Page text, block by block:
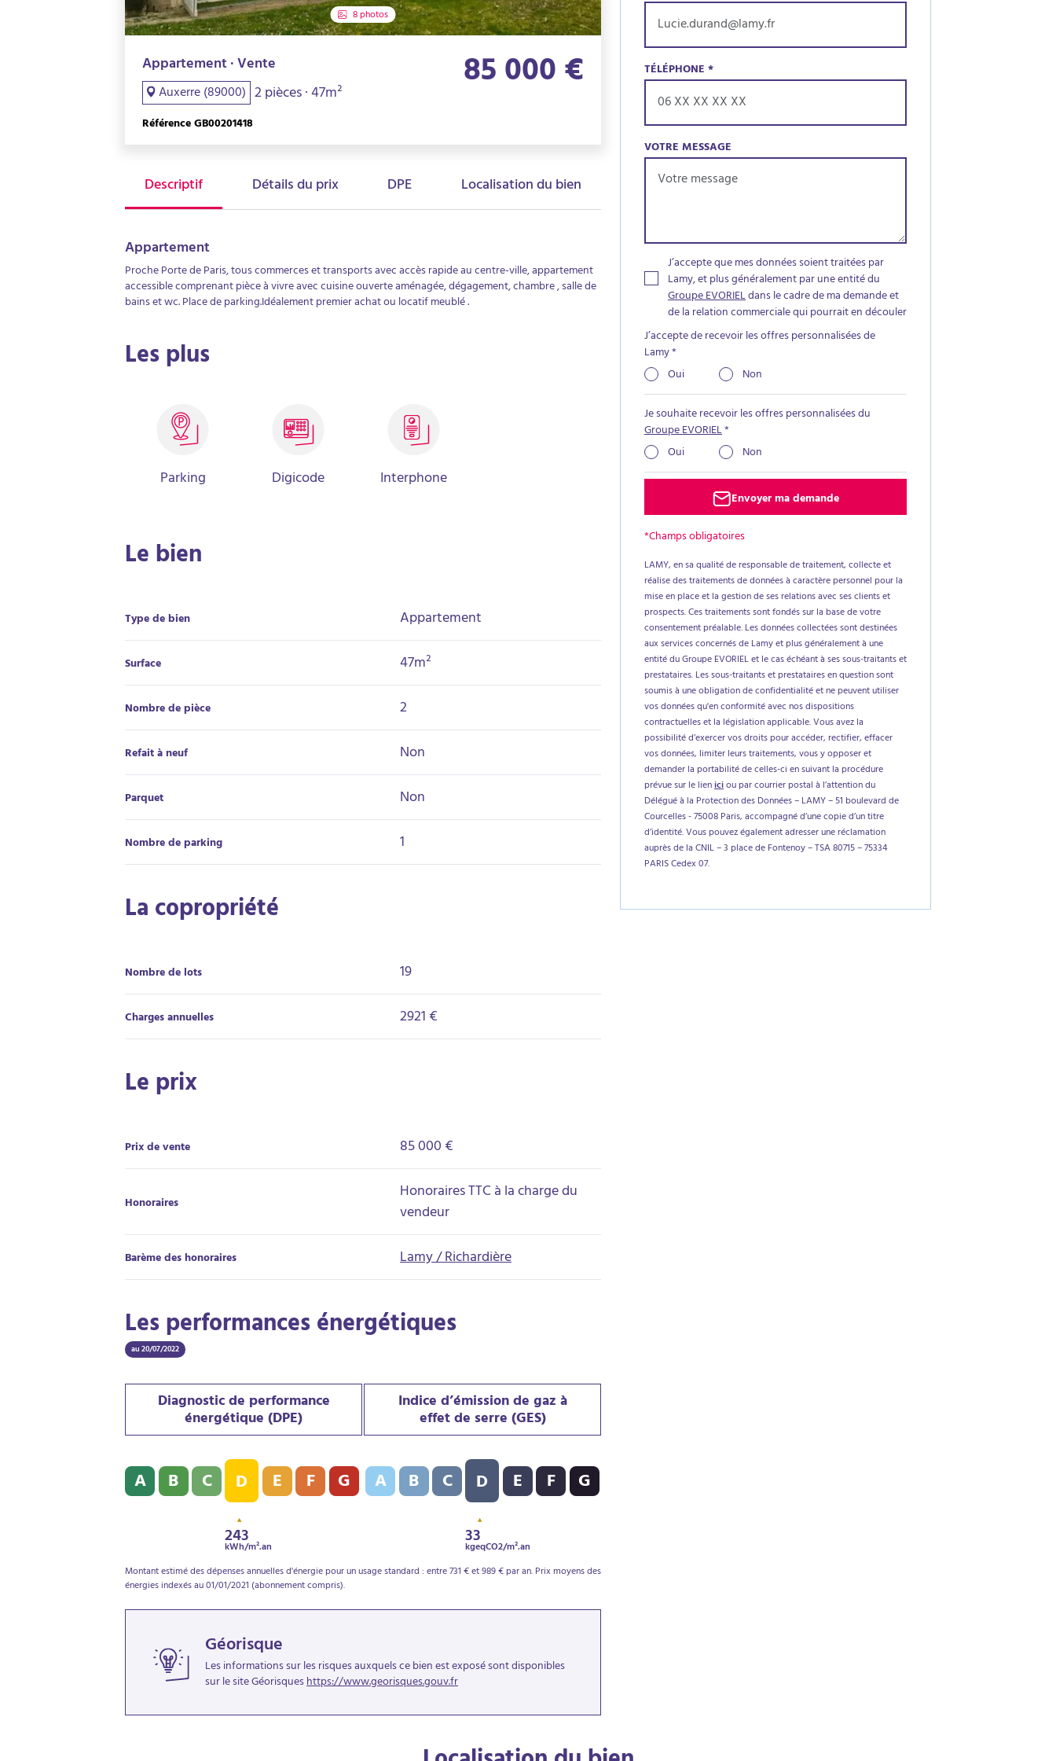
8 photos
Appartement · Vente
Auxerre (89000) 2 pièces · 47m² 85 000 €
Référence GB00201418
Descriptif Détails du prix DPE Localisation du bien
Appartement
Proche Porte de Paris, tous commerces et transports avec accès rapide au centre-ville, appartement
accessible comprenant pièce à vivre avec cuisine ouverte aménagée, dégagement, chambre , salle de
bains et wc. Place de parking.Idéalement premier achat ou locatif meublé .
Les plus
Parking Digicode Interphone
Le bien
Type de bien Appartement
Surface 47m²
Nombre de pièce 2
Refait à neuf Non
Parquet Non
Nombre de parking 1
La copropriété
Nombre de lots 19
Charges annuelles 2921 €
Le prix
Prix de vente 85 000 €
Honoraires Honoraires TTC à la charge du
vendeur
Barème des honoraires Lamy / Richardière
Les performances énergétiques
au 20/07/2022
Diagnostic de performance
énergétique (DPE)
Diagnostic de performance énergétique (DPE) : D - 243 kWh/m².an
A B C D
243
kWh/m².an
E F G
Indice d’émission de gaz à
effet de serre (GES)
Indice d’émission de gaz à effet de serre (GES) : D - 33 kgeqCO2/m².an
A B C D
33
kgeqCO2/m².an
E F G
Montant estimé des dépenses annuelles d'énergie pour un usage standard : entre 731 € et 989 € par an. Prix moyens des
énergies indexés au 01/01/2021 (abonnement compris).
Géorisque
Les informations sur les risques auxquels ce bien est exposé sont disponibles
sur le site Géorisqueshttps://www.georisques.gouv.fr
TÉLÉPHONE*
VOTRE MESSAGE
J’accepte que mes données soient traitées par
Lamy, et plus généralement par une entité du
Groupe EVORIELdans le cadre de ma demande et
de la relation commerciale qui pourrait en découler
J’accepte de recevoir les offres personnalisées de
Lamy*
Oui
Non
Je souhaite recevoir les offres personnalisées du
Groupe EVORIEL*
Oui
Non
Envoyer ma demande
*Champs obligatoires
LAMY, en sa qualité de responsable de traitement, collecte et
réalise des traitements de données à caractère personnel pour la
mise en place et la gestion de ses relations avec ses clients et
prospects. Ces traitements sont fondés sur la base de votre
consentement préalable. Les données collectées sont destinées
aux services concernés de Lamy et plus généralement à une
entité du Groupe EVORIEL et le cas échéant à ses sous-traitants et
prestataires. Les sous-traitants et prestataires en question sont
soumis à une obligation de confidentialité et ne peuvent utiliser
vos données qu'en conformité avec nos dispositions
contractuelles et la législation applicable. Vous avez la
possibilité d’exercer vos droits pour accéder, rectifier, effacer
vos données, limiter leurs traitements, vous y opposer et
demander la portabilité de celles-ci en suivant la procédure
prévue sur le lieniciou par courrier postal à l’attention du
Délégué à la Protection des Données – LAMY – 51 boulevard de
Courcelles - 75008 Paris, accompagné d’une copie d’un titre
d’identité. Vous pouvez également adresser une réclamation
auprès de la CNIL – 3 place de Fontenoy – TSA 80715 – 75334
PARIS Cedex 07.